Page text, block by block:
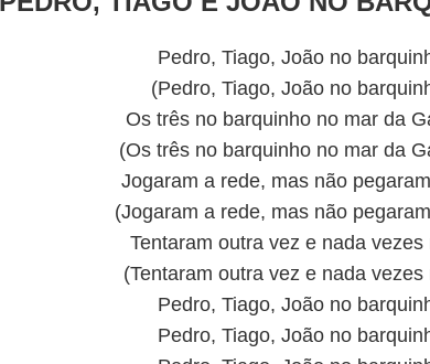
Pedro, Tiago, João no
(Pedro, Tiago, João no
Os três no barquinho no mar da
(Os três no barquinho no mar da
Jogaram a rede, mas não
(Jogaram a rede, mas não
Tentaram outra vez e nada vezes
(Tentaram outra vez e nada vezes
Pedro, Tiago, João no
Pedro, Tiago, João no